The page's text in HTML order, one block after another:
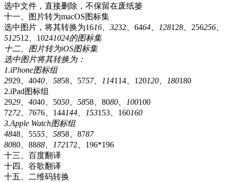
选中文件，直接删除，不保留在废纸篓
十一、图片转为macOS图标集
选中图片，将其转换为1616、3232、6464、128128、256256、
512512、10241024的图标集
十二、图片转为iOS图标集
选中图片将其转换为：
1.iPhone图标组
2929、4040、5858、5757、114114、120120、180180
2.iPad图标组
2929、4040、5050、5858、8080、100100
7272、7676、144144、153153、160160
3.Apple Watch图标组
4848、5555、5858、8787
8080、8888、172172、196*196
十三、百度翻译
十四、谷歌翻译
十五、二维码转换